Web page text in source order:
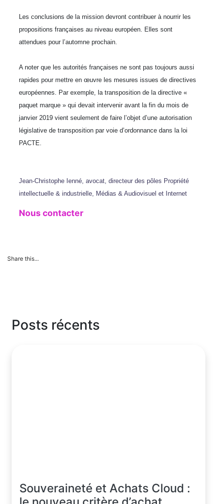
Les conclusions de la mission devront contribuer à nourrir les
propositions françaises au niveau européen. Elles sont
attendues pour l’automne prochain.
A noter que les autorités françaises ne sont pas toujours aussi
rapides pour mettre en œuvre les mesures issues de directives
européennes. Par exemple, la transposition de la directive «
paquet marque » qui devait intervenir avant la fin du mois de
janvier 2019 vient seulement de faire l’objet d’une autorisation
législative de transposition par voie d’ordonnance dans la loi
PACTE.
Jean-Christophe Ienné, avocat, directeur des pôles Propriété
intellectuelle & industrielle, Médias & Audiovisuel et Internet
Nous contacter
Share this...
Posts récents
Souveraineté et Achats Cloud :